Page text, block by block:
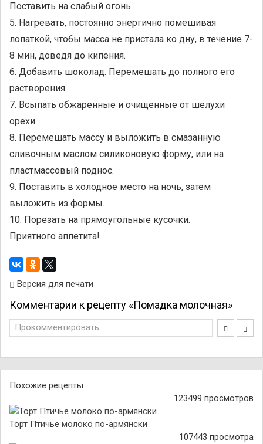
Поставить на слабый огонь.
5. Нагревать, постоянно энергично помешивая
лопаткой, чтобы масса не пристала ко дну, в течение 7-
8 мин, доведя до кипения.
6. Добавить шоколад. Перемешать до полного его
растворения.
7. Всыпать обжаренные и очищенные от шелухи
орехи.
8. Перемешать массу и выложить в смазанную
сливочным маслом силиконовую форму, или на
пластмассовый поднос.
9. Поставить в холодное место на ночь, затем
выложить из формы.
10. Порезать на прямоугольные кусочки.
Приятного аппетита!
Версия для печати
Комментарии к рецепту «Помадка молочная»
Прокомментировать
Похожие рецепты
123499 просмотров
Торт Птичье молоко по-армянски
107443 просмотра